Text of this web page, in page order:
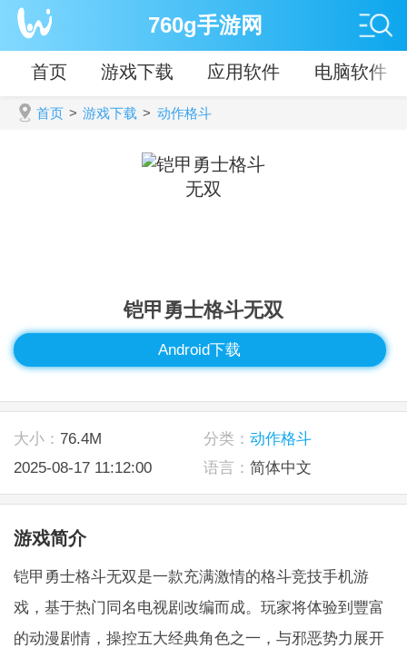
760g手游网
首页 游戏下载 应用软件 电脑软件
首页 > 游戏下载 > 动作格斗
铠甲勇士格斗无双
Android下载
大小： 76.4M 分类： 动作格斗
2025-08-17 11:12:00
语言： 简体中文
游戏简介
铠甲勇士格斗无双是一款充满激情的格斗竞技手机游
戏，基于热门同名电视剧改编而成。玩家将体验到豐富
的动漫剧情，操控五大经典角色之一，与邪恶势力展开